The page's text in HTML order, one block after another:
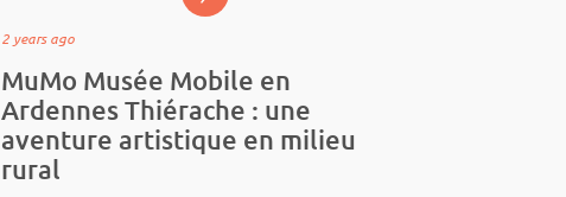
MuMo Musée Mobile en
Ardennes Thiérache : une
aventure artistique en milieu
rural
2 years ago